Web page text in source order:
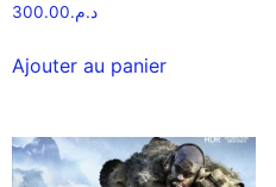
د.م.300.00
Ajouter au panier